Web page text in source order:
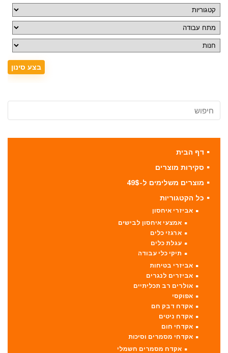
דף הבית
סקירות מוצרים
מוצרים משלימים ל-49$
כל הקטגוריות
אביזרי איחסון
אמצעי איחסון לבישים
ארגזי כלים
עגלת כלים
תיקי כלי עבודה
אביזרי בטיחות
אביזרים לנגרים
אולרים רב תכליתיים
אפוקסי
אקדח דבק חם
אקדח ניטים
אקדחי חום
אקדחי מסמרים וסיכות
אקדח מסמרים חשמלי